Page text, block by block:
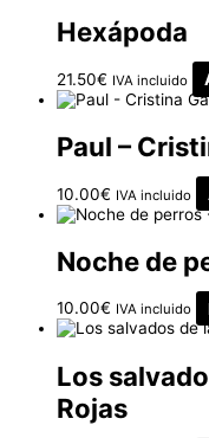
Hexápoda
21.50€ IVA incluido
Paul –
10.00€ IVA incluido
Noche de
10.00€ IVA incluido
Los
Rojas